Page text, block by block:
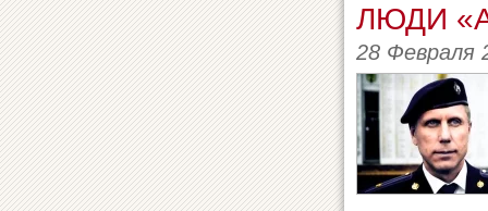
ЛЮДИ
28 Февраля